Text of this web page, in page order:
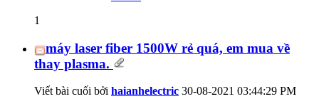
1
máy laser fiber 1500W rẻ quá, em mua về
thay plasma.
Viết bài cuối bởi haianhelectric 30-08-2021 03:44:29 PM